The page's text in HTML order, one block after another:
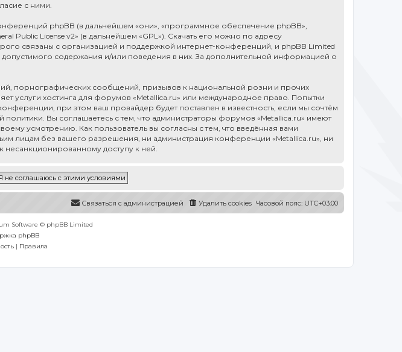
с ними.
phpBB (в дальнейшем «они», «программное обеспечение phpBB»,
Public License v2» (в дальнейшем «GPL»). Скачать его можно по адресу
связаны с организацией и поддержкой интернет-конференций, и phpBB Limited
допустимого содержания и/или поведения в них. За дополнительной информацией о
порнографических сообщений, призывов к национальной розни и прочих
услуги хостинга для форумов «Metallica.ru» или международное право. Попытки
при этом ваш провайдер будет поставлен в известность, если мы сочтём
Вы соглашаетесь с тем, что администраторы форумов «Metallica.ru» имеют
усмотрению. Как пользователь вы согласны с тем, что введённая вами
лицам без вашего разрешения, ни администрация конференции «Metallica.ru», ни
несанкционированному доступу к ней.
Часовой пояс: UTC+03:00
Удалить cookies
Связаться с администрацией
Software © phpBB Limited
phpBB
| Правила